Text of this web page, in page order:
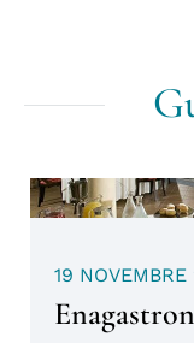
PUBBLICATO
IL:
19 NOVEMBRE